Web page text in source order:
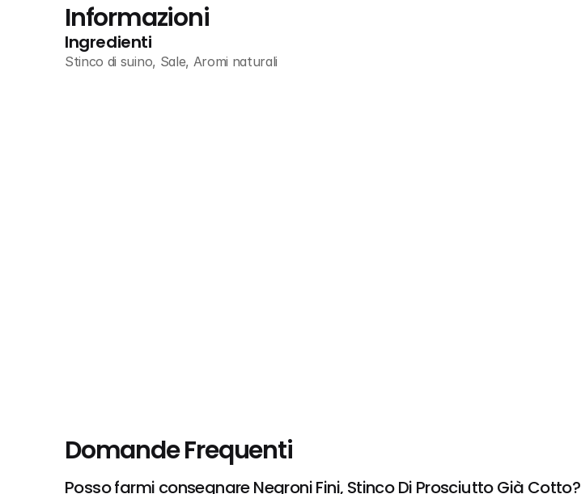
Informazioni
Ingredienti
Stinco di suino, Sale, Aromi naturali
Domande Frequenti
Posso farmi consegnare Negroni Fini, Stinco Di Prosciutto Già Cotto?